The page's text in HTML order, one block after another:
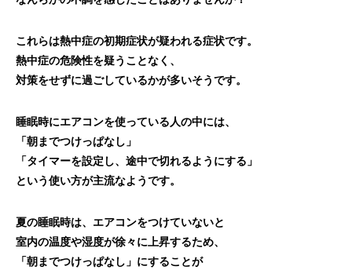
これらは熱中症の初期症状が疑われる症状です。
熱中症の危険性を疑うことなく、
対策をせずに過ごしているかが多いそうです。
睡眠時にエアコンを使っている人の中には、
「朝までつけっぱなし」
「タイマーを設定し、途中で切れるようにする」
という使い方が主流なようです。
夏の睡眠時は、エアコンをつけていないと
室内の温度や湿度が徐々に上昇するため、
「朝までつけっぱなし」にすることが